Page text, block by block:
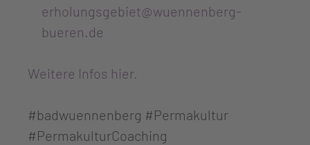
erholungsgebiet@wuennenberg-
bueren.de
Weitere Infos hier.
#badwuennenberg #Permakultur
#PermakulturCoaching